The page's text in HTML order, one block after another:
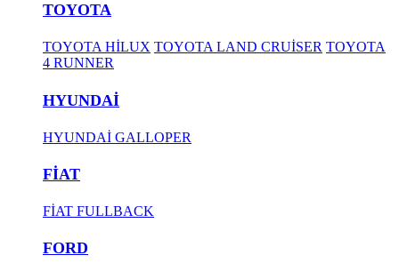
TOYOTA
TOYOTA HİLUX TOYOTA LAND CRUİSER TOYOTA
4 RUNNER
HYUNDAİ
HYUNDAİ GALLOPER
FİAT
FİAT FULLBACK
FORD